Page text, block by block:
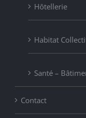
Hôtellerie
Habitat
Santé –
Contact